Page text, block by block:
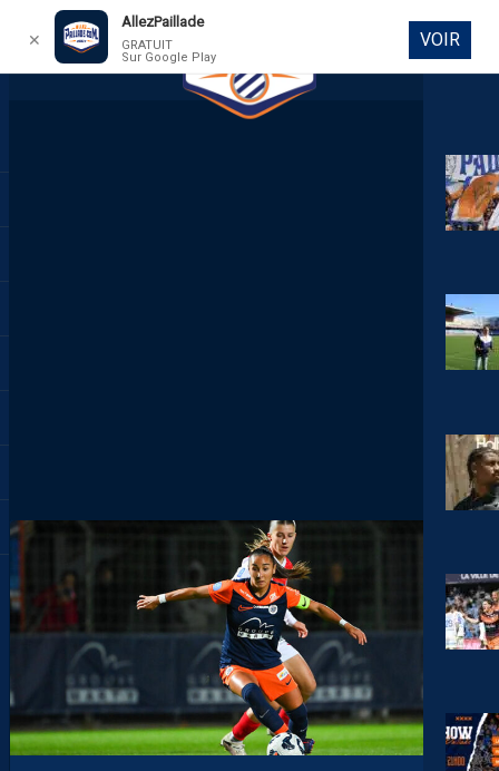
DIRECT
✕
AllezPaillade
GRATUIT
Sur Google Play
VOIR